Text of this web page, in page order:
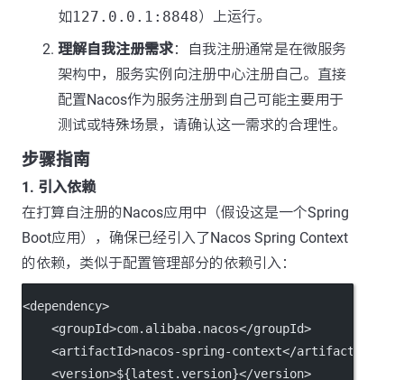
如127.0.0.1:8848）上运行。
理解自我注册需求：自我注册通常是在微服务
架构中，服务实例向注册中心注册自己。直接
配置Nacos作为服务注册到自己可能主要用于
测试或特殊场景，请确认这一需求的合理性。
步骤指南
1. 引入依赖
在打算自注册的Nacos应用中（假设这是一个Spring
Boot应用），确保已经引入了Nacos Spring Context
的依赖，类似于配置管理部分的依赖引入：
<dependency>
    <
groupId>com.alibaba.nacos</groupId>
    <
artifactId>nacos-spring-context</artifactId
    <
version>${latest.version}</version>